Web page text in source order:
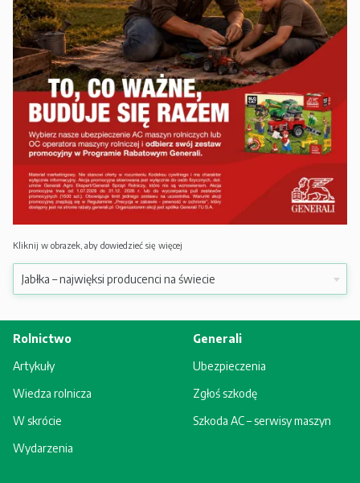
Kliknij w obrazek, aby dowiedzieć się więcej
Rolnictwo
Artykuły
Wiedza rolnicza
W skrócie
Wydarzenia
Generali
Ubezpieczenia
Zgłoś szkodę
Szkoda AC – serwisy maszyn